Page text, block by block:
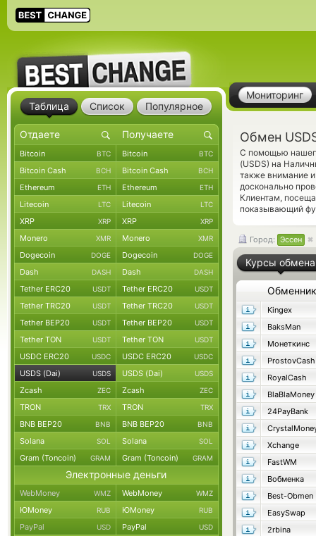
Мониторинг
Обмен
С помощью
(USDS) на
также внимание
досконально
Клиентам,
показывающий
Город: Эссен
Курсы обмена
Обменник
Kingex
BaksMan
Монеткинс
ProstovCash
RoyalCash
BlaBlaMoney
24PayBank
Xchange
FastWM
Вобменка
Best-Obmen
EasySwap
2rbina
Таблица Список Популярное
Bitcoin BTC Bitcoin BTC
Bitcoin Cash BCH Bitcoin Cash BCH
Ethereum ETH Ethereum ETH
Litecoin LTC Litecoin LTC
XRP XRP XRP XRP
Monero XMR Monero XMR
Dogecoin DOGE Dogecoin DOGE
Dash DASH Dash DASH
Tether ERC20 USDT Tether ERC20 USDT
Tether TRC20 USDT Tether TRC20 USDT
Tether BEP20 USDT Tether BEP20 USDT
Tether TON USDT Tether TON USDT
USDC ERC20 USDC USDC ERC20 USDC
USDS (Dai) USDS USDS (Dai) USDS
Zcash ZEC Zcash ZEC
TRON TRX TRON TRX
BNB BEP20 BNB BNB BEP20 BNB
Solana SOL Solana SOL
Gram (Toncoin) GRAM Gram (Toncoin) GRAM
Электронные деньги
WebMoney WMZ WebMoney WMZ
ЮMoney RUB ЮMoney RUB
PayPal USD PayPal USD